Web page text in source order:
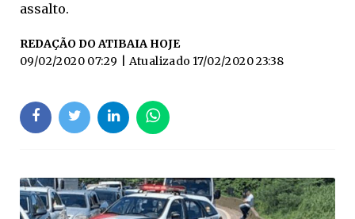
assalto.
REDAÇÃO DO ATIBAIA HOJE
09/02/2020 07:29
| Atualizado 17/02/2020 23:38